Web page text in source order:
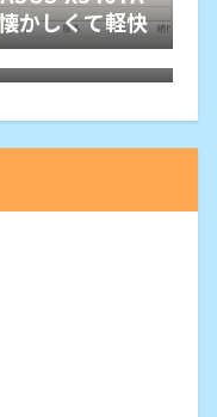
かしくて軽快
リーンプロ